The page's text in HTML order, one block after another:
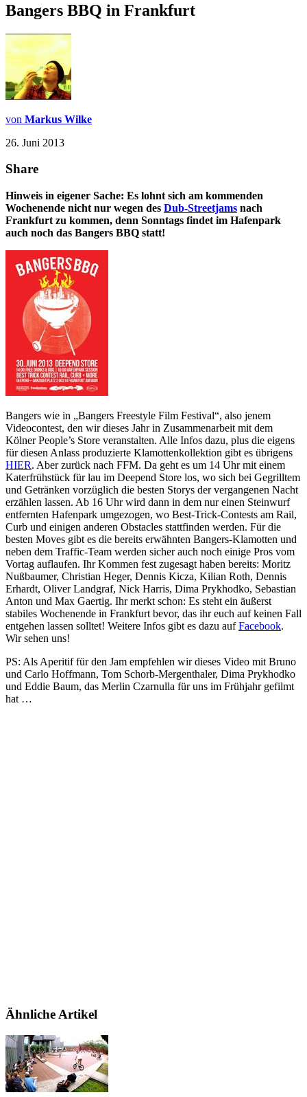
Bangers BBQ in Frankfurt
von Markus Wilke
26. Juni 2013
Share
Hinweis in eigener Sache: Es lohnt sich am kommenden
Wochenende nicht nur wegen des Dub-Streetjams nach
Frankfurt zu kommen, denn Sonntags findet im Hafenpark
auch noch das Bangers BBQ statt!
Bangers wie in „Bangers Freestyle Film Festival“, also jenem
Videocontest, den wir dieses Jahr in Zusammenarbeit mit dem
Kölner People’s Store veranstalten. Alle Infos dazu, plus die eigens
für diesen Anlass produzierte Klamottenkollektion gibt es übrigens
HIER. Aber zurück nach FFM. Da geht es um 14 Uhr mit einem
Katerfrühstück für lau im Deepend Store los, wo sich bei Gegrilltem
und Getränken vorzüglich die besten Storys der vergangenen Nacht
erzählen lassen. Ab 16 Uhr wird dann in dem nur einen Steinwurf
entfernten Hafenpark umgezogen, wo Best-Trick-Contests am Rail,
Curb und einigen anderen Obstacles stattfinden werden. Für die
besten Moves gibt es die bereits erwähnten Bangers-Klamotten und
neben dem Traffic-Team werden sicher auch noch einige Pros vom
Vortag auflaufen. Ihr Kommen fest zugesagt haben bereits: Moritz
Nußbaumer, Christian Heger, Dennis Kicza, Kilian Roth, Dennis
Erhardt, Oliver Landgraf, Nick Harris, Dima Prykhodko, Sebastian
Anton und Max Gaertig. Ihr merkt schon: Es steht ein äußerst
stabiles Wochenende in Frankfurt bevor, das ihr euch auf keinen Fall
entgehen lassen solltet! Weitere Infos gibt es dazu aufFacebook.
Wir sehen uns!
PS: Als Aperitif für den Jam empfehlen wir dieses Video mit Bruno
und Carlo Hoffmann, Tom Schorb-Mergenthaler, Dima Prykhodko
und Eddie Baum, das Merlin Czarnulla für uns im Frühjahr gefilmt
hat …
Ähnliche Artikel